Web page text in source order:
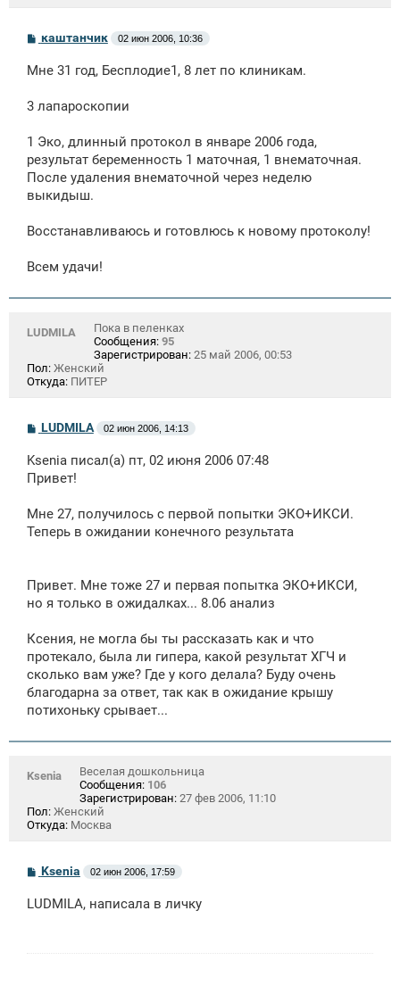
С
б
н
е
каштанчик 02 июн 2006, 10:36
Мне 31 год, Бесплодие1, 8 лет по клиникам.
3 лапароскопии
1 Эко, длинный протокол в январе 2006 года,
результат беременность 1 маточная, 1 внематочная.
После удаления внематочной через неделю
выкидыш.
Восстанавливаюсь и готовлюсь к новому протоколу!
Всем удачи!
LUDMILA
Пока в пеленках
Сообщения: 95
Зарегистрирован: 25 май 2006, 00:53
Пол: Женский
Откуда: ПИТЕР
С
б
щ
е
и
LUDMILA 02 июн 2006, 14:13
Ksenia писал(а) пт, 02 июня 2006 07:48
Привет!
Мне 27, получилось с первой попытки ЭКО+ИКСИ.
Теперь в ожидании конечного результата
Привет. Мне тоже 27 и первая попытка ЭКО+ИКСИ,
но я только в ожидалках... 8.06 анализ
Ксения, не могла бы ты рассказать как и что
протекало, была ли гипера, какой результат ХГЧ и
сколько вам уже? Где у кого делала? Буду очень
благодарна за ответ, так как в ожидание крышу
потихоньку срывает...
Ksenia
Веселая дошкольница
Сообщения: 106
Зарегистрирован: 27 фев 2006, 11:10
Пол: Женский
Откуда: Москва
С
б
Ksenia 02 июн 2006, 17:59
LUDMILA, написала в личку